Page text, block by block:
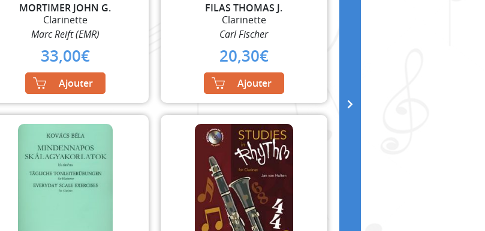
MORTIMER JOHN G.
Clarinette
Marc Reift (EMR)
33,00€
Ajouter
FILAS THOMAS J.
Clarinette
Carl Fischer
20,30€
Ajouter